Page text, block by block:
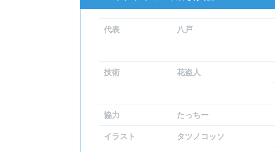
代表 八戸
技術 花盗人
協力 たっちー
イラスト タツノコッソ